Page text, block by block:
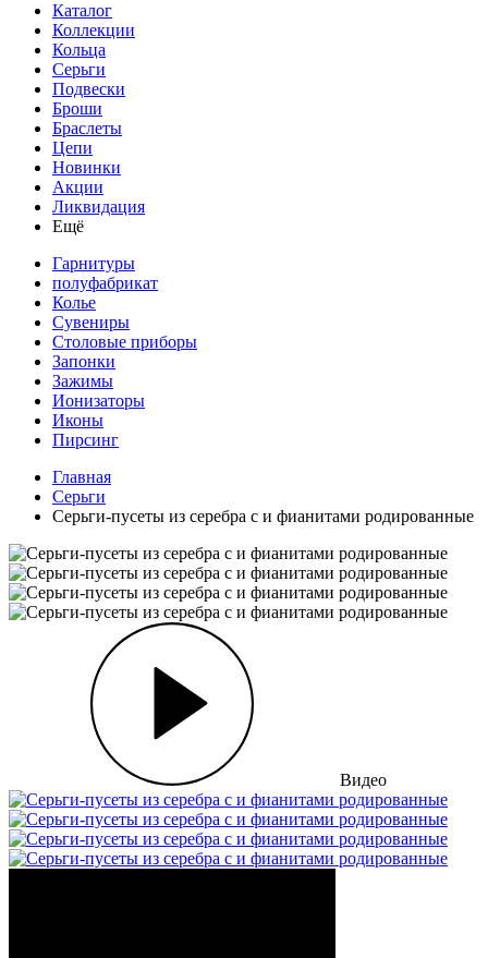
Каталог
Коллекции
Кольца
Серьги
Подвески
Броши
Браслеты
Цепи
Новинки
Акции
Ликвидация
Ещё
Гарнитуры
полуфабрикат
Колье
Сувениры
Столовые приборы
Запонки
Зажимы
Ионизаторы
Иконы
Пирсинг
Главная
Серьги
Серьги-пусеты из серебра с и фианитами родированные
Видео